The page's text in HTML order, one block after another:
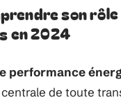
son
en 2024
performance
de toute